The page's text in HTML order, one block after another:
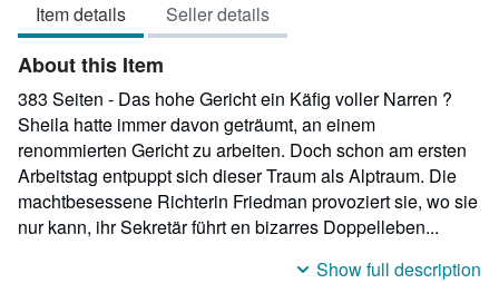
out
of
5
stars
Item details Seller details
About this Item
383 Seiten - Das hohe Gericht ein Käfig voller Narren ?
Sheila hatte immer davon geträumt, an einem
renommierten Gericht zu arbeiten. Doch schon am ersten
Arbeitstag entpuppt sich dieser Traum als Alptraum. Die
machtbesessene Richterin Friedman provoziert sie, wo sie
nur kann, ihr Sekretär führt en bizarres Doppelleben...
Show full description